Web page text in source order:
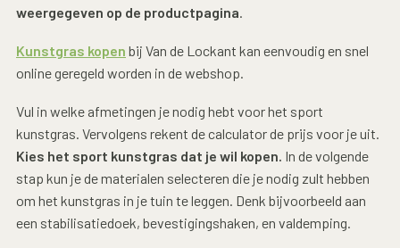
weergegeven op de productpagina.
Kunstgras kopen bij Van de Lockant kan eenvoudig en snel
online geregeld worden in de webshop.
Vul in welke afmetingen je nodig hebt voor het sport
kunstgras. Vervolgens rekent de calculator de prijs voor je uit.
Kies het sport kunstgras dat je wil kopen. In de volgende
stap kun je de materialen selecteren die je nodig zult hebben
om het kunstgras in je tuin te leggen. Denk bijvoorbeeld aan
een stabilisatiedoek, bevestigingshaken, en valdemping.